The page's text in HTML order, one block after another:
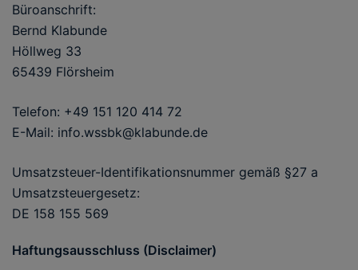
Büroanschrift:
Bernd Klabunde
Höllweg 33
65439 Flörsheim
Telefon: +49 151 120 414 72
E-Mail: info.wssbk@klabunde.de
Umsatzsteuer-Identifikationsnummer gemäß §27 a
Umsatzsteuergesetz:
DE 158 155 569
Haftungsausschluss (Disclaimer)